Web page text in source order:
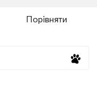
Порівняти